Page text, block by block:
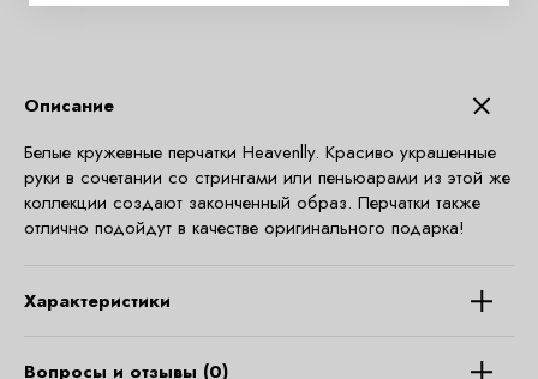
Описание
Белые кружевные перчатки Heavenlly. Красиво украшенные
руки в сочетании со стрингами или пеньюарами из этой же
коллекции создают законченный образ. Перчатки также
отлично подойдут в качестве оригинального подарка!
Характеристики
Вопросы и отзывы (0)